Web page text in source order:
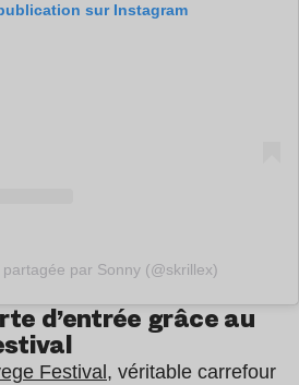
sur Instagram
par Sonny (@skrillex)
d’entrée grâce au
Festival , véritable carrefour